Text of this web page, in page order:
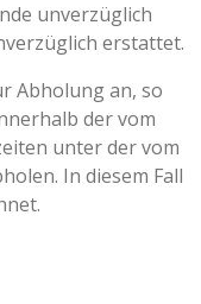
unverzüglich
erstattet.
Abholung an, so
der vom
unter der vom
In diesem Fall